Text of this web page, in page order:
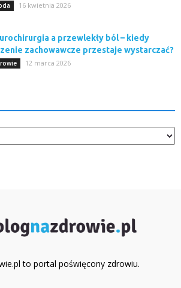
16 kwietnia 2026
a przewlekły ból – kiedy
zachowawcze przestaje wystarczać?
12 marca 2026
to portal poświęcony zdrowiu.